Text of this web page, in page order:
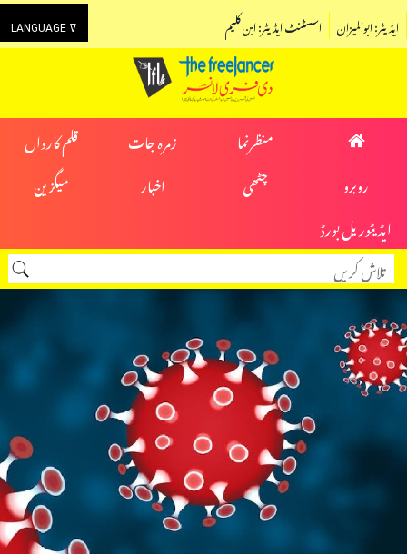
LANGUAGE ⊽ اسسٹنٹ ایڈیٹر: ابن کلیم ایڈیٹر: ابوالمیزان
منظرنما زمرہ جات
قلم کارواں
روبرو
چٹھی اخبار
میگزین
ایڈیٹوریل بورڈ